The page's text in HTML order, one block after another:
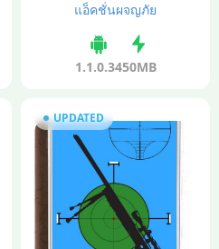
แอ็คชั่นผจญภัย
1.1.0.3450MB
UPDATED